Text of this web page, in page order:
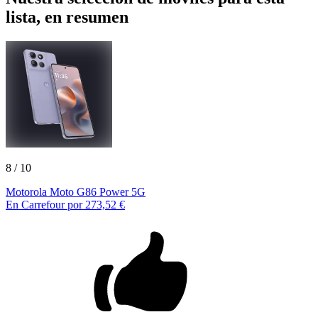
lista, en resumen
8 / 10
Motorola Moto G86 Power 5G
En Carrefour por 273,52 €